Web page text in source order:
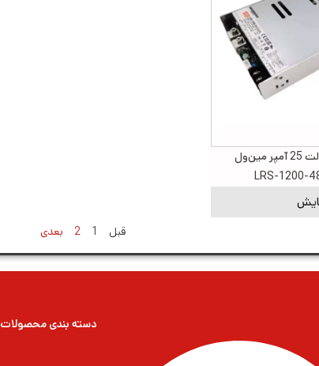
منبع تغذیه 48 ولت 25 آمپر مین‌ول
قبل 1
2 بعدی
دسته بندی محصولات